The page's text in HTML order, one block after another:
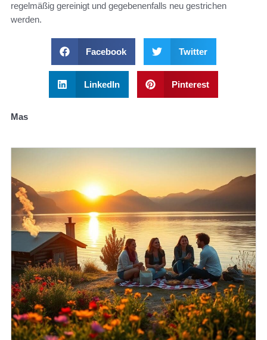
regelmäßig gereinigt und gegebenenfalls neu gestrichen
werden.
Facebook Twitter
LinkedIn Pinterest
Mas